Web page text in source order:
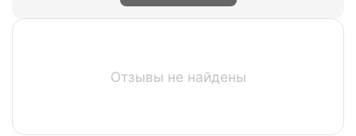
Отзывы не найдены